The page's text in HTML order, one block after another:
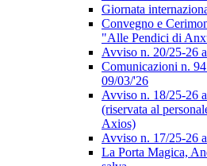
Giornata
Convegno e
"Alle Pendici di
Avviso n. 20/25-26
Comunicazioni n.
09/03/'26
Avviso n. 18/25-26
(riservata al
Axios)
Avviso n. 17/25-26
La Porta Magica,